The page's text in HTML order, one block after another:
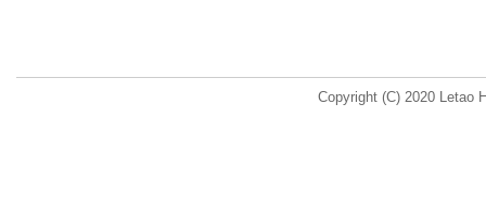
Copyright (C) 2020 Letao